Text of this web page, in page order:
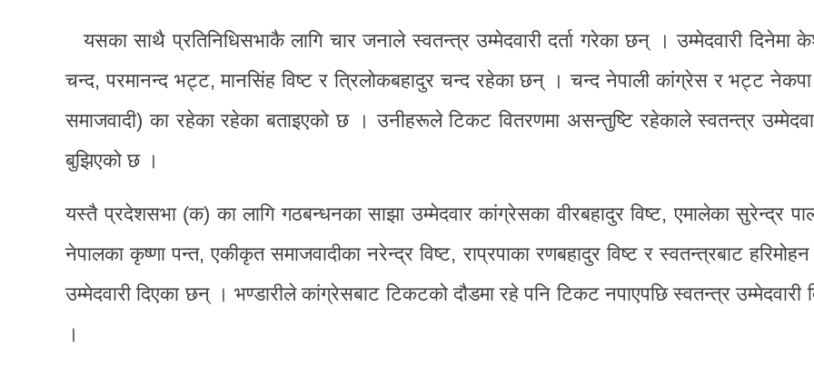
यसका साथै प्रतिनिधिसभाकै लागि चार जनाले स्वतन्त्र उम्मेदवारी दर्ता गरेका छन् । उम्मेदवारी दिनेमा
चन्द, परमानन्द भट्ट, मानसिंह विष्ट र त्रिलोकबहादुर चन्द रहेका छन् । चन्द नेपाली कांग्रेस र भट्ट
समाजवादी) का रहेका रहेका बताइएको छ । उनीहरूले टिकट वितरणमा असन्तुष्टि रहेकाले स्वतन्त्र
बुझिएको छ ।
यस्तै प्रदेशसभा (क) का लागि गठबन्धनका साझा उम्मेदवार कांग्रेसका वीरबहादुर विष्ट, एमालेका सुरेन्द्र
नेपालका कृष्णा पन्त, एकीकृत समाजवादीका नरेन्द्र विष्ट, राप्रपाका रणबहादुर विष्ट र स्वतन्त्रबाट हरिमोहन
उम्मेदवारी दिएका छन् । भण्डारीले कांग्रेसबाट टिकटको दौडमा रहे पनि टिकट नपाएपछि स्वतन्त्र उम्मेदवारी
।